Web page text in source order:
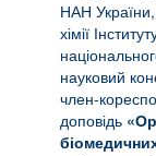
НАН
хімії
науковий
член-
доповідь